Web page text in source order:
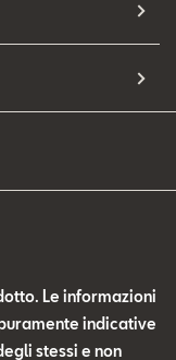
Le informazioni
indicative
stessi e non